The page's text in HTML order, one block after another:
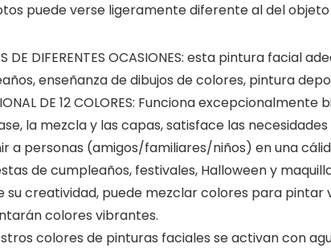
puede verse ligeramente diferente al del
DE DIFERENTES OCASIONES: esta pintura
enseñanza de dibujos de colores, pintura
DE 12 COLORES: Funciona
la mezcla y las capas, satisface las
a personas (amigos/familiares/niños) en una
de cumpleaños, festivales, Halloween y
su creatividad, puede mezclar colores para
colores vibrantes.
colores de pinturas faciales se activan con